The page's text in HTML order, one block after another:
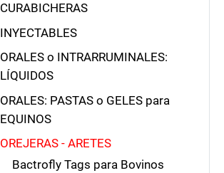
CURABICHERAS
INYECTABLES
ORALES o INTRARRUMINALES:
LÍQUIDOS
ORALES: PASTAS o GELES para
EQUINOS
OREJERAS - ARETES
Bactrofly Tags para Bovinos